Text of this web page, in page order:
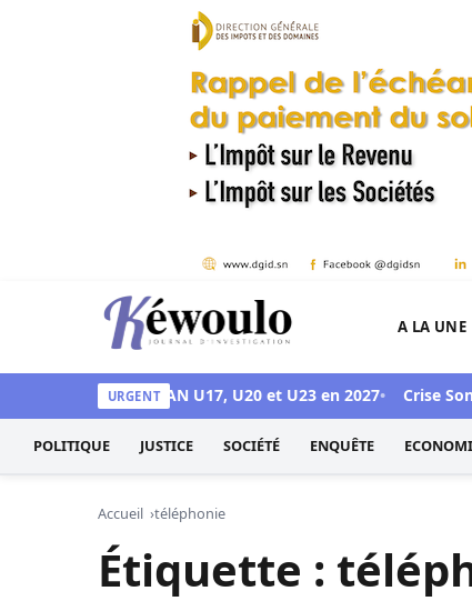
Aller au contenu
Kéwoulo, le premier site d'information et
A LA UNE
URGENT
accueillir les CAN U17, U20 et U23 en 2027 Crise
POLITIQUE JUSTICE SOCIÉTÉ ENQUÊTE
Accueil téléphonie
Étiquette :